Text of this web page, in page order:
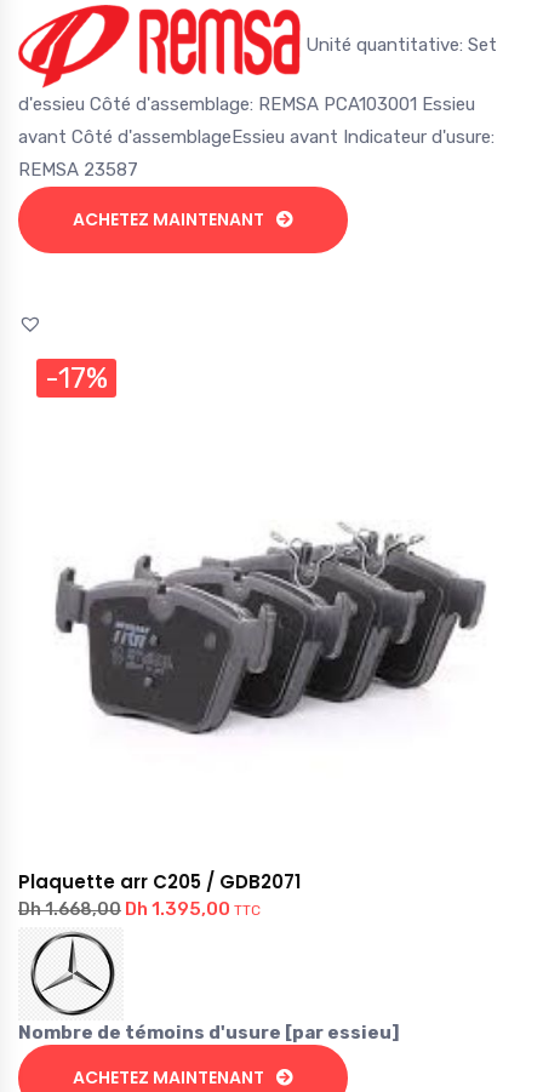
Unité quantitative: Set
d'essieu Côté d'assemblage: REMSA PCA103001 Essieu
avant Côté d'assemblageEssieu avant Indicateur d'usure:
REMSA 23587
ACHETEZ MAINTENANT
-17%
Plaquette arr C205 / GDB2071
Dh1.668,00 Dh 1.395,00 TTC
Nombre de témoins d'usure [par essieu]
ACHETEZ MAINTENANT